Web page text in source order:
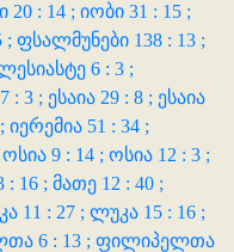
20 : 14 ; იობი 31 : 15 ;
; ფსალმუნები 138 : 13 ;
6 : 3 ;
: 3 ; ესაია 29 : 8 ; ესაია
იერემია 51 : 34 ;
ოსია 9 : 14 ; ოსია 12 : 3 ;
: 16 ; მათე 12 : 40 ;
11 : 27 ; ლუკა 15 : 16 ;
6 : 13 ; ფილიპელთა